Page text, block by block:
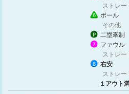
ストレー
6 ボール
その他
P 二塁牽制
7
ファウル
ストレー
8
右安
ストレー
１アウト